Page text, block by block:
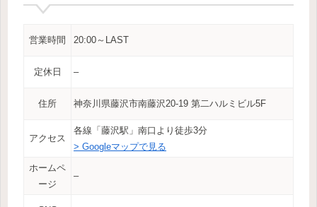
営業時間 20:00～LAST
定休日 –
住所 神奈川県藤沢市南藤沢20-19 第二ハルミビル5F
アクセス
各線「藤沢駅」南口より徒歩3分
> Googleマップで見る
ホームペ
ージ
–